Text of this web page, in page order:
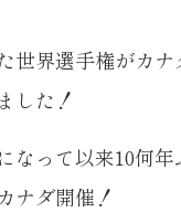
世界選手権がカ
した！
なって以来10何
ナダ開催！